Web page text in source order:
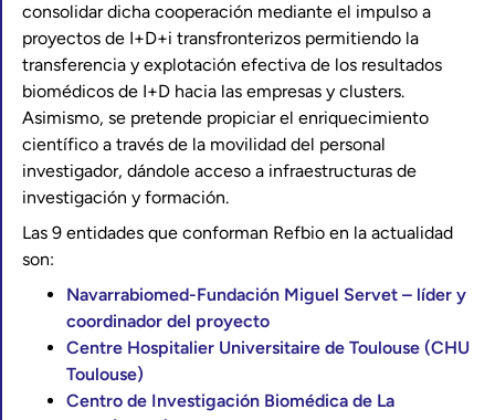
consolidar dicha cooperación mediante el impulso a
proyectos de I+D+i transfronterizos permitiendo la
transferencia y explotación efectiva de los resultados
biomédicos de I+D hacia las empresas y clusters.
Asimismo, se pretende propiciar el enriquecimiento
científico a través de la movilidad del personal
investigador, dándole acceso a infraestructuras de
investigación y formación.
Las 9 entidades que conforman Refbio en la actualidad
son:
Navarrabiomed-Fundación Miguel Servet – líder y
coordinador del proyecto
Centre Hospitalier Universitaire de Toulouse (CHU
Toulouse)
Centro de Investigación Biomédica de La